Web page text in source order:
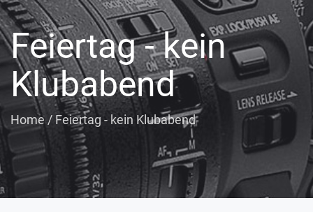
Feiertag - kein
Klubabend
Home / Feiertag - kein Klubabend